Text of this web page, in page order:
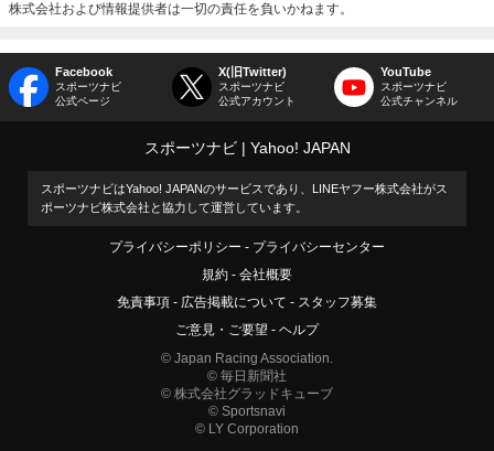
株式会社および情報提供者は一切の責任を負いかねます。
Facebook
スポーツナビ
公式ページ
X(旧Twitter)
スポーツナビ
公式アカウント
YouTube
スポーツナビ
公式チャンネル
スポーツナビ Yahoo! JAPAN
スポーツナビはYahoo! JAPANのサービスであり、LINEヤフー株式会社がス
ポーツナビ株式会社と協力して運営しています。
プライバシーポリシー
プライバシーセンター
規約
会社概要
免責事項
広告掲載について
スタッフ募集
ご意見・ご要望
ヘルプ
© Japan Racing Association.
© 毎日新聞社
© 株式会社グラッドキューブ
© Sportsnavi
© LY Corporation